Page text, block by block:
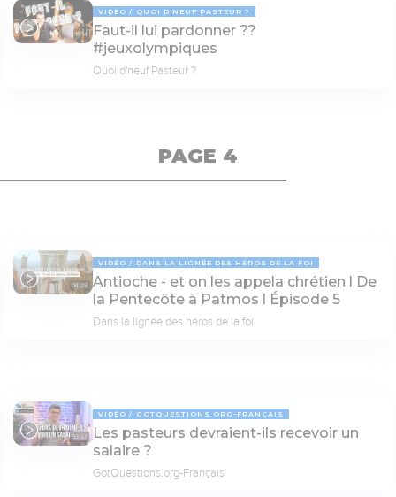
18:14
VIDÉO QUOI D'NEUF PASTEUR ?
Faut-il lui pardonner ??
#jeuxolympiques
Quoi d'neuf Pasteur ?
PAGE 4
04:28
VIDÉO DANS LA LIGNÉE DES HÉROS DE LA FOI
Antioche - et on les appela chrétien l De
la Pentecôte à Patmos l Épisode 5
Dans la lignée des héros de la foi
03:57
VIDÉO GOTQUESTIONS.ORG-FRANÇAIS
Les pasteurs devraient-ils recevoir un
salaire ?
GotQuestions.org-Français